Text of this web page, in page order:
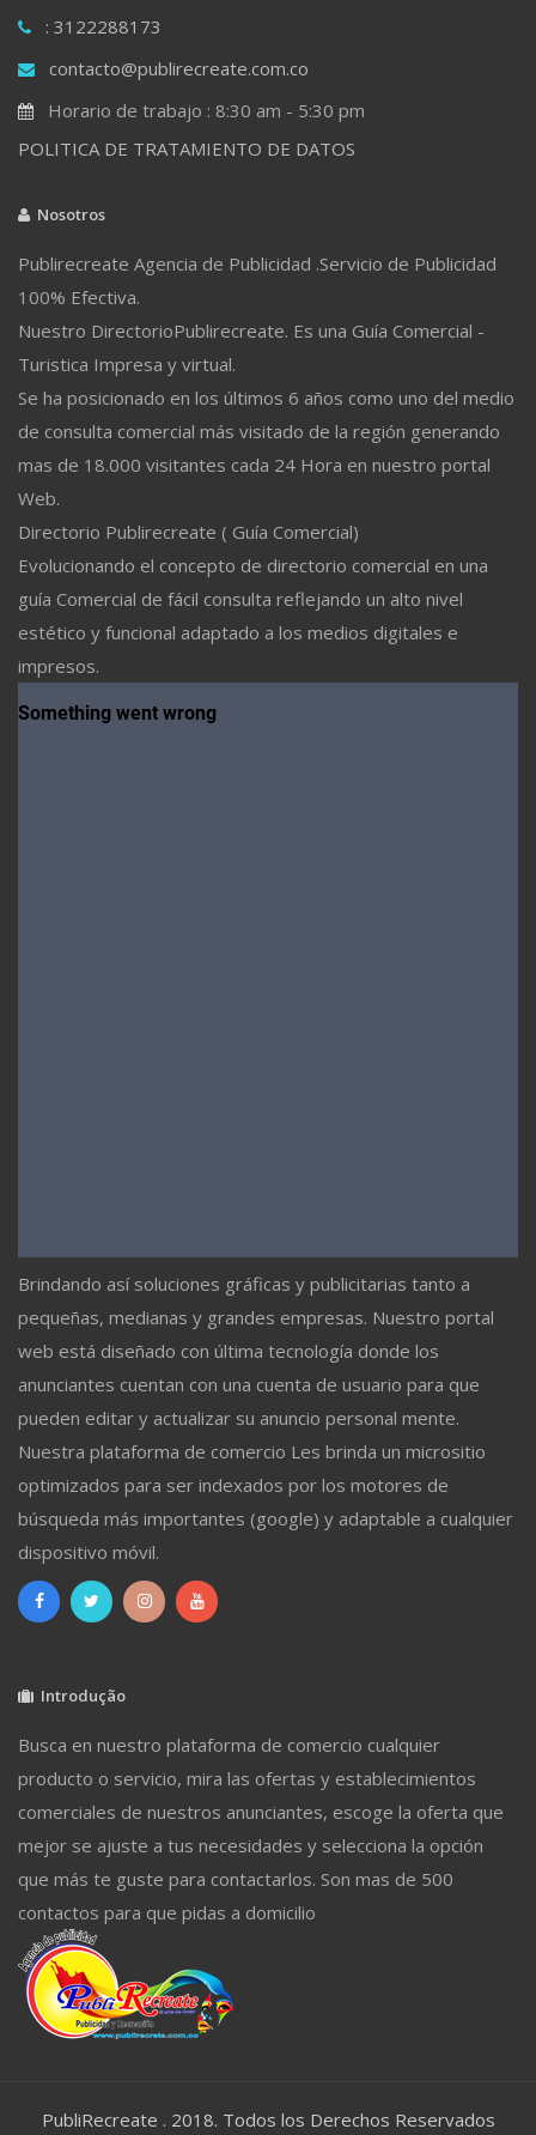
: 3122288173
contacto@publirecreate.com.co
Horario de trabajo : 8:30 am - 5:30 pm
POLITICA DE TRATAMIENTO DE DATOS
Nosotros
Publirecreate Agencia de Publicidad .Servicio de Publicidad
100% Efectiva.
Nuestro DirectorioPublirecreate. Es una Guía Comercial -
Turistica Impresa y virtual.
Se ha posicionado en los últimos 6 años como uno del medio
de consulta comercial más visitado de la región generando
mas de 18.000 visitantes cada 24 Hora en nuestro portal
Web.
Directorio Publirecreate ( Guía Comercial)
Evolucionando el concepto de directorio comercial en una
guía Comercial de fácil consulta reflejando un alto nivel
estético y funcional adaptado a los medios digitales e
impresos.
Brindando así soluciones gráficas y publicitarias tanto a
pequeñas, medianas y grandes empresas. Nuestro portal
web está diseñado con última tecnología donde los
anunciantes cuentan con una cuenta de usuario para que
pueden editar y actualizar su anuncio personal mente.
Nuestra plataforma de comercio Les brinda un micrositio
optimizados para ser indexados por los motores de
búsqueda más importantes (google) y adaptable a cualquier
dispositivo móvil.
Introdução
Busca en nuestro plataforma de comercio cualquier
producto o servicio, mira las ofertas y establecimientos
comerciales de nuestros anunciantes, escoge la oferta que
mejor se ajuste a tus necesidades y selecciona la opción
que más te guste para contactarlos. Son mas de 500
contactos para que pidas a domicilio
PubliRecreate . 2018. Todos los Derechos Reservados